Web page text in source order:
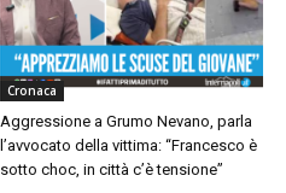
Cronaca
Aggressione a Grumo Nevano, parla
l’avvocato della vittima: “Francesco è
sotto choc, in città c’è tensione”